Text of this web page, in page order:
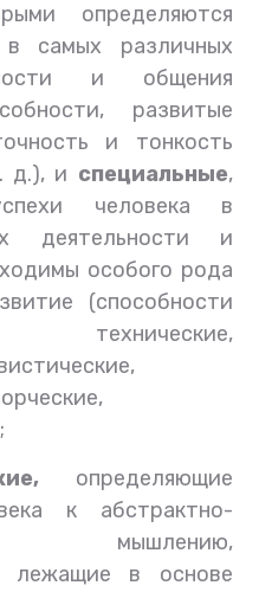
определяются
в самых различных
и общения
развитые
и тонкость
д.), и специальные,
человека в
деятельности и
особого рода
(способности
технические,
определяющие
к абстрактно-
мышлению,
лежащие в основе